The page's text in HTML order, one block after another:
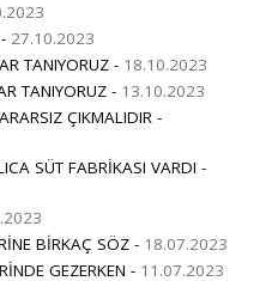
27.10.2023
TANIYORUZ - 18.10.2023
TANIYORUZ - 13.10.2023
ÇIKMALIDIR -
SÜT FABRİKASI VARDI -
BİRKAÇ SÖZ - 18.07.2023
GEZERKEN - 11.07.2023